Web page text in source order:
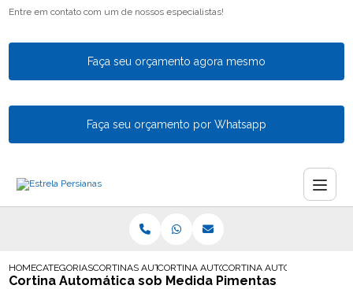
Entre em contato com um de nossos especialistas!
Faça seu orçamento agora mesmo
Faça seu orçamento por Whatsapp
HOMECATEGORIASCORTINAS AUTOMATICASCORTINA AUTOMATIZADACORTINA AUTOMATICA SOB
Cortina Automática sob Medida Pimentas